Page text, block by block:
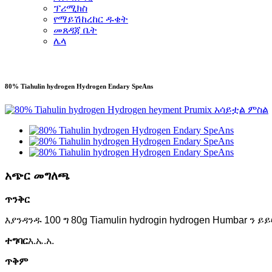
ፕሪሚክስ
የማይሽከረከር ዱቄት
መጸዳጃ ቤት
ሌላ
80% Tiahulin hydrogen Hydrogen Endary SpeAns
አጭር መግለጫ
ጥንቅር
እያንዳንዱ 100 ግ 80g Tiamulin hydrogin hydrogen Humbar ን
ተግባርእ.ኤ.አ.
ጥቅም